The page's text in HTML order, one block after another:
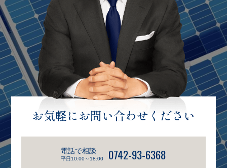
お気軽にお問い合わせください
電話で相談
平日10:00～18:00 0742-93-6368